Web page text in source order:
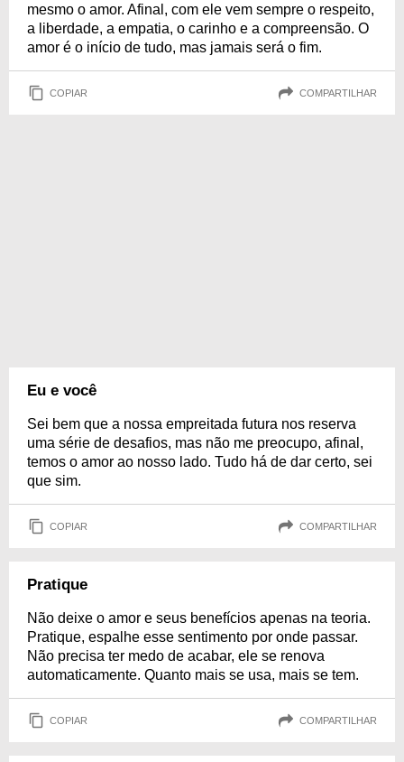
mesmo o amor. Afinal, com ele vem sempre o respeito,
a liberdade, a empatia, o carinho e a compreensão. O
amor é o início de tudo, mas jamais será o fim.
COPIAR COMPARTILHAR
Eu e você
Sei bem que a nossa empreitada futura nos reserva
uma série de desafios, mas não me preocupo, afinal,
temos o amor ao nosso lado. Tudo há de dar certo, sei
que sim.
COPIAR COMPARTILHAR
Pratique
Não deixe o amor e seus benefícios apenas na teoria.
Pratique, espalhe esse sentimento por onde passar.
Não precisa ter medo de acabar, ele se renova
automaticamente. Quanto mais se usa, mais se tem.
COPIAR COMPARTILHAR